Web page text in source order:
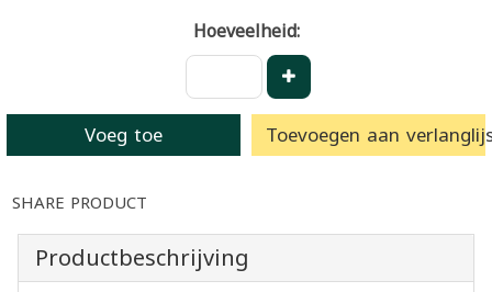
Hoeveelheid:
Voeg toe Toevoegen aan
SHARE PRODUCT
Productbeschrijving